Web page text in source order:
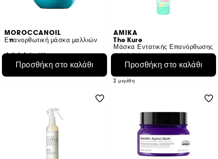
MOROCCANOIL
Επανορθωτική μάσκα μαλλιών
431
€ 43,95
Προσθήκη στο καλάθι
AMIKA
The Kure
Μάσκα Εντατικής Επανόρθωσης
496
€ 27,95
2 μεγέθη
Προσθήκη στο καλάθι